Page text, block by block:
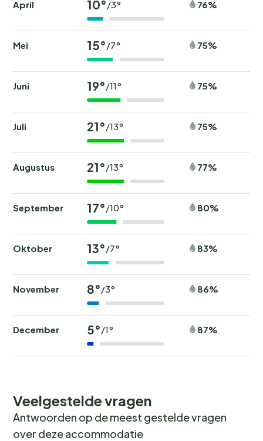
April 10°/3° 76%
Mei 15°/7° 75%
Juni 19°/11° 75%
Juli 21°/13° 75%
Augustus 21°/13° 77%
September 17°/10° 80%
Oktober 13°/7° 83%
November 8°/3° 86%
December 5°/1° 87%
Veelgestelde vragen
Antwoorden op de meest gestelde vragen
over deze accommodatie